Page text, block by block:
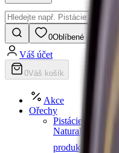
0Oblíbené
Váš účet
0Váš košík
Akce
Ořechy
Pistácie
Natural pistácie
produkty z pistácií